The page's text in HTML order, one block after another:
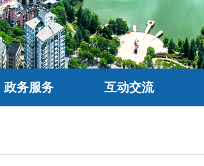
政务服务 互动交流